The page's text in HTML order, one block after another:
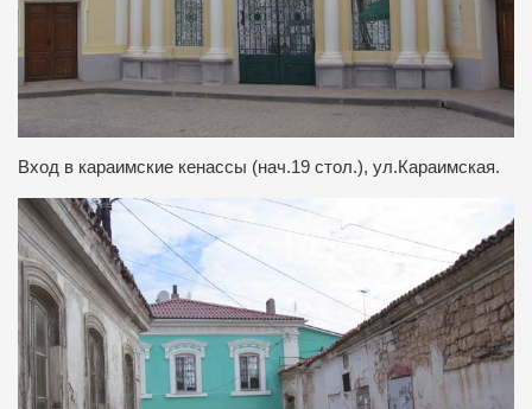
Вход в караимские кенассы (нач.19 стол.), ул.Караимская.